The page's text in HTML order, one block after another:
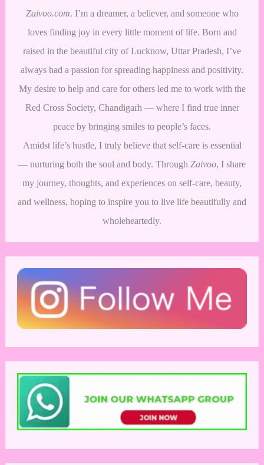
Zaivoo.com. I’m a dreamer, a believer, and someone who
loves finding joy in every little moment of life. Born and
raised in the beautiful city of Lucknow, Uttar Pradesh, I’ve
always had a passion for spreading happiness and positivity.
My desire to help and care for others led me to work with the
Red Cross Society, Chandigarh — where I find true inner
peace by bringing smiles to people’s faces.
Amidst life’s hustle, I truly believe that self-care is essential
— nurturing both the soul and body. Through Zaivoo, I share
my journey, thoughts, and experiences on self-care, beauty,
and wellness, hoping to inspire you to live life beautifully and
wholeheartedly.